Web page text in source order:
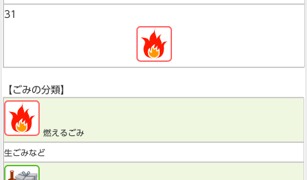
31
【ごみの分類】
燃えるごみ
生ごみなど